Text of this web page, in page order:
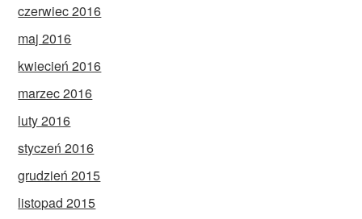
czerwiec 2016
maj 2016
kwiecień 2016
marzec 2016
luty 2016
styczeń 2016
grudzień 2015
listopad 2015